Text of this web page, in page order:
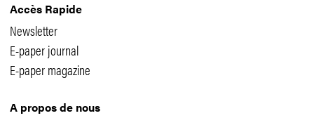
Accès Rapide
Newsletter
E-paper journal
E-paper magazine
A propos de nous